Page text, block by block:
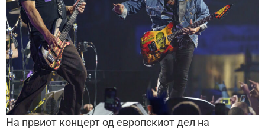
На првиот концерт од европскиот дел на